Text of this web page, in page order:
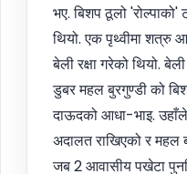
भए. बिशप ठूलो 'रोल्पाको'
थियो. एक पृथ्वीमा
बेली रक्षा गरेको थियो.
डुबर महल बुरगुण्डी को
दाऊदको आधा-भाइ.
अदालत राखिएको र महल
जब 2 आवासीय पखेटा